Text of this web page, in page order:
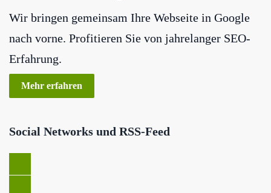
Wir bringen gemeinsam Ihre Webseite in Google
nach vorne. Profitieren Sie von jahrelanger SEO-
Erfahrung.
Mehr erfahren
Social Networks und RSS-Feed